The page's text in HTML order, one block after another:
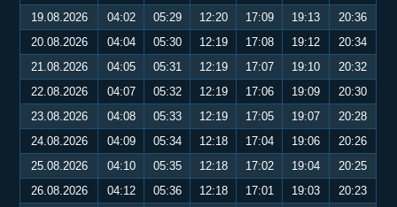
19.08.2026
04:02 05:29 12:20 17:09 19:13
20:36
20.08.2026
04:04 05:30 12:19 17:08 19:12
20:34
21.08.2026
04:05 05:31 12:19 17:07 19:10
20:32
22.08.2026
04:07 05:32 12:19 17:06 19:09
20:30
23.08.2026
04:08 05:33 12:19 17:05 19:07
20:28
24.08.2026
04:09 05:34 12:18 17:04 19:06
20:26
25.08.2026
04:10 05:35 12:18 17:02 19:04
20:25
26.08.2026
04:12 05:36 12:18 17:01 19:03
20:23